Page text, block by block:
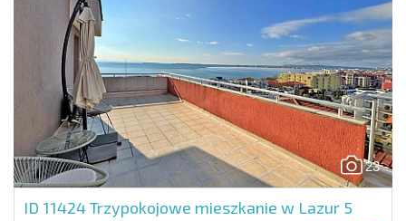
23
ID 11424Trzypokojowe mieszkanie w Lazur 5